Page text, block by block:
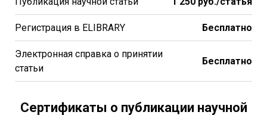
Регистрация в ELIBRARY Бесплатно
Электронная справка о принятии
статьи
Бесплатно
Сертификаты о публикации научной